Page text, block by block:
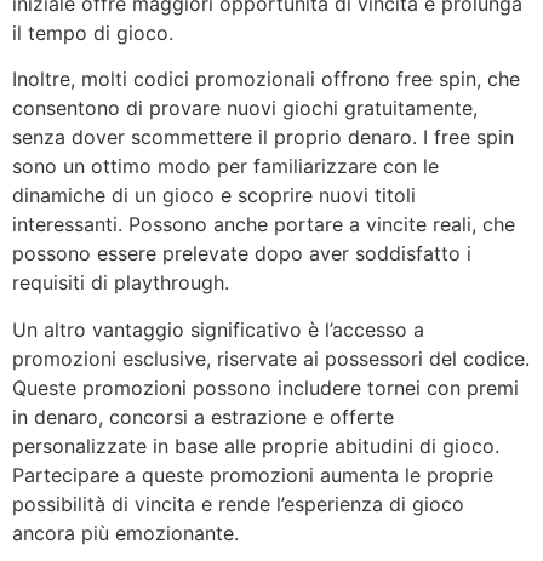
il tempo di gioco.
Inoltre, molti codici promozionali offrono free spin, che
consentono di provare nuovi giochi gratuitamente,
senza dover scommettere il proprio denaro. I free spin
sono un ottimo modo per familiarizzare con le
dinamiche di un gioco e scoprire nuovi titoli
interessanti. Possono anche portare a vincite reali, che
possono essere prelevate dopo aver soddisfatto i
requisiti di playthrough.
Un altro vantaggio significativo è l’accesso a
promozioni esclusive, riservate ai possessori del codice.
Queste promozioni possono includere tornei con premi
in denaro, concorsi a estrazione e offerte
personalizzate in base alle proprie abitudini di gioco.
Partecipare a queste promozioni aumenta le proprie
possibilità di vincita e rende l’esperienza di gioco
ancora più emozionante.